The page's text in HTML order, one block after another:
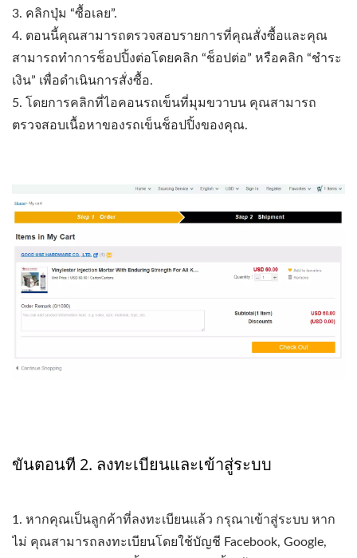
3. คลิกปุ่ม “ซื้อเลย”.
4. ตอนนี้คุณสามารถตรวจสอบรายการที่คุณสั่งซื้อและคุณ
สามารถทำการช็อปปิ้งต่อโดยคลิก “ช็อปต่อ” หรือคลิก “ชำระ
เงิน” เพื่อดำเนินการสั่งซื้อ.
5. โดยการคลิกที่ไอคอนรถเข็นที่มุมขวาบน คุณสามารถ
ตรวจสอบเนื้อหาของรถเข็นช็อปปิ้งของคุณ.
ขั้นตอนที่ 2. ลงทะเบียนและเข้าสู่ระบบ
1. หากคุณเป็นลูกค้าที่ลงทะเบียนแล้ว กรุณาเข้าสู่ระบบ หาก
ไม่ คุณสามารถลงทะเบียนโดยใช้บัญชี Facebook, Google,